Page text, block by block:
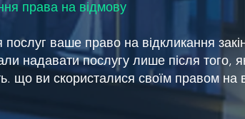
права на відмову
ваше право на відкликання
надавати послугу лише після того,
що ви скористалися своїм правом на